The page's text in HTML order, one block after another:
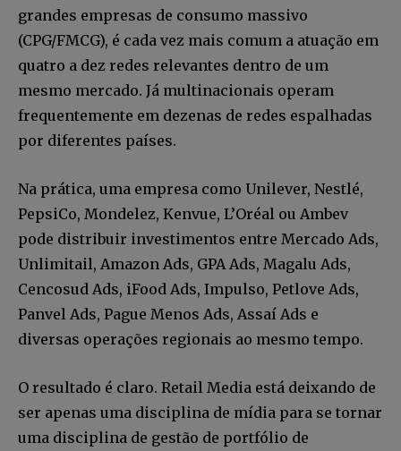
grandes empresas de consumo massivo
(CPG/FMCG), é cada vez mais comum a atuação em
quatro a dez redes relevantes dentro de um
mesmo mercado. Já multinacionais operam
frequentemente em dezenas de redes espalhadas
por diferentes países.
Na prática, uma empresa como Unilever, Nestlé,
PepsiCo, Mondelez, Kenvue, L’Oréal ou Ambev
pode distribuir investimentos entre Mercado Ads,
Unlimitail, Amazon Ads, GPA Ads, Magalu Ads,
Cencosud Ads, iFood Ads, Impulso, Petlove Ads,
Panvel Ads, Pague Menos Ads, Assaí Ads e
diversas operações regionais ao mesmo tempo.
O resultado é claro. Retail Media está deixando de
ser apenas uma disciplina de mídia para se tornar
uma disciplina de gestão de portfólio de